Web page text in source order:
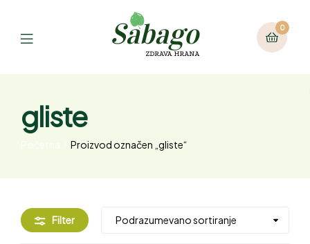
0
gliste
Proizvod označen „gliste“
Filter